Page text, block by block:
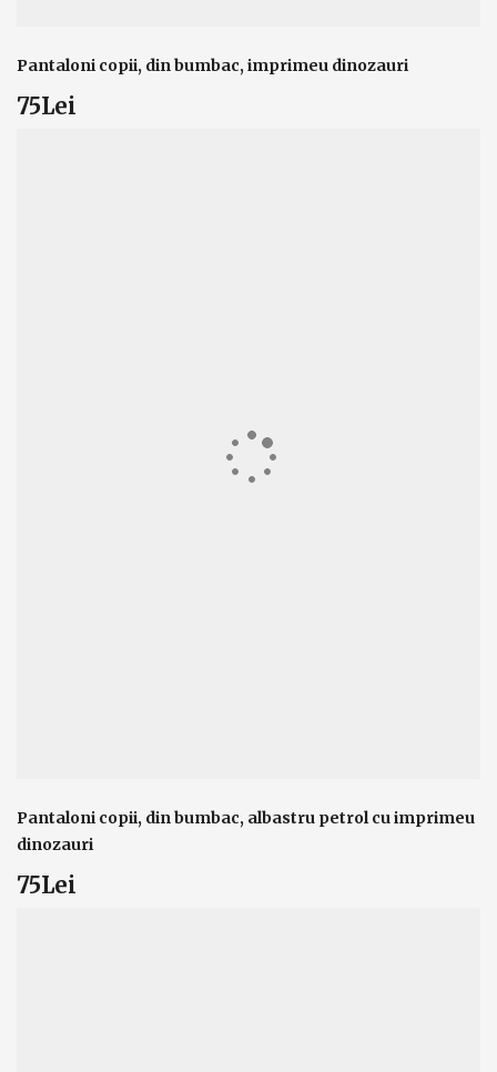
Pantaloni copii, din bumbac, imprimeu dinozauri
75Lei
Pantaloni copii, din bumbac, albastru petrol cu imprimeu
dinozauri
75Lei